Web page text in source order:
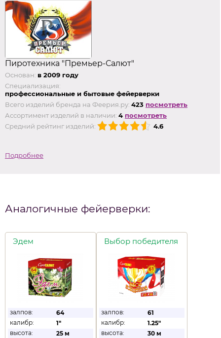
Пиротехника "Премьер-Салют"
Основан: в 2009 году
Специализация:
профессиональные и бытовые фейерверки
Всего изделий бренда на Феерия.ру: 423 посмотреть
Ассортимент изделий в наличии: 4 посмотреть
Средний рейтинг изделий:
4.6
Подробнее
Аналогичные фейерверки:
Эдем
залпов:
64
калибр:
1"
высота:
25 м
Выбор победителя
залпов:
61
калибр:
1.25"
высота:
30 м